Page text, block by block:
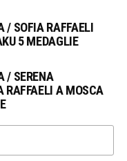
/ SOFIA RAFFAELI
5 MEDAGLIE
/ SERENA
RAFFAELI A MOSCA